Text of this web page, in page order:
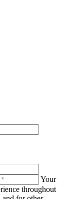
Your
throughout